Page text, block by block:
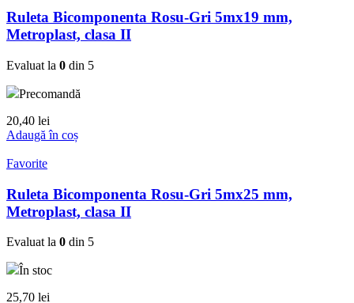
Ruleta Bicomponenta Rosu-Gri 5mx19 mm,
Metroplast, clasa II
Evaluat la 0 din 5
Precomandă
20,40 lei
Adaugă în coș
Favorite
Ruleta Bicomponenta Rosu-Gri 5mx25 mm,
Metroplast, clasa II
Evaluat la 0 din 5
În stoc
25,70 lei